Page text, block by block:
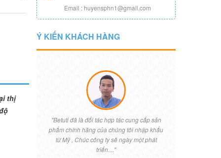
thị
Email : huyensphn1@gmail.com
Ý KIẾN KHÁCH HÀNG
khi
"Betuti đã là đối tác hợp tác cung cấp sản
phẩm chính hãng của chúng tôi nhập khẩu
từ Mỹ , Chúc công ty sẽ ngày một phát
triển...."